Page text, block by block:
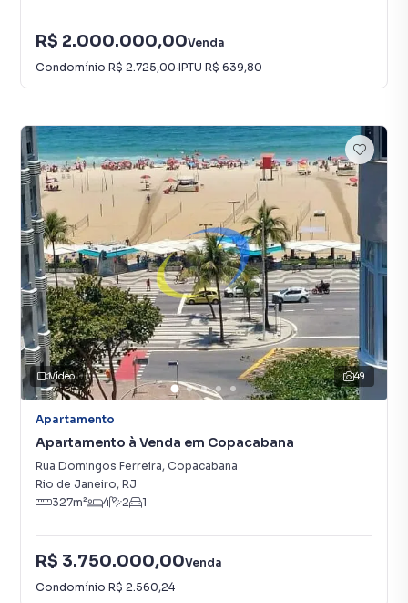
R$ 2.000.000,00Venda
Condomínio R$ 2.725,00·IPTU R$ 639,80
49
Vídeo
Apartamento
Apartamento à Venda em Copacabana
Rua Domingos Ferreira, Copacabana
Rio de Janeiro, RJ
327m² 4 2 1
R$ 3.750.000,00Venda
Condomínio R$ 2.560,24